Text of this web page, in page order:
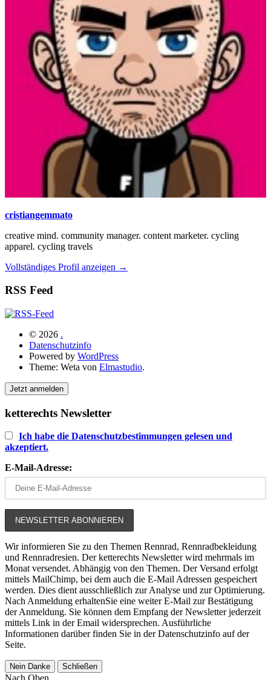
cristiangemmato
creative mind. community manager. content marketer. cycling
apparel. cycling travels
Vollständiges Profil anzeigen →
RSS Feed
© 2026 .
Datenschutzinfo
Powered by WordPress
Theme: Weta von Elmastudio.
Jetzt anmelden
ketterechts Newsletter
Ich habe die Datenschutzbestimmungen gelesen und
akzeptiert.
E-Mail-Adresse:
Wir informieren Sie zu den Themen Rennrad, Rennradbekleidung
und Rennradresien. Der ketterechts Newsletter wird mehrmals im
Monat versendet. Abhängig von den Themen. Der Versand erfolgt
mittels MailChimp, bei dem auch die E-Mail Adressen gespeichert
werden. Dies dient ausschließlich zur Analyse und zur Optimierung.
Nach Anmeldung erhaltenSie eine weiter E-Mail zur Bestätigung
der Anmeldung. Sie können dem Empfang der Newsletter jederzeit
mittels Link in der Email widersprechen. Ausführliche
Informationen darüber finden Sie in der Datenschutzinfo auf der
Seite.
Nein Danke Schließen